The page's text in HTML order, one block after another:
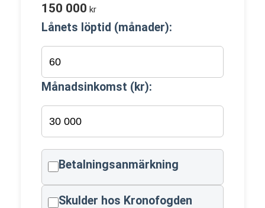
150 000 kr
Lånets löptid (månader):
Månadsinkomst (kr):
Betalningsanmärkning
Skulder hos Kronofogden